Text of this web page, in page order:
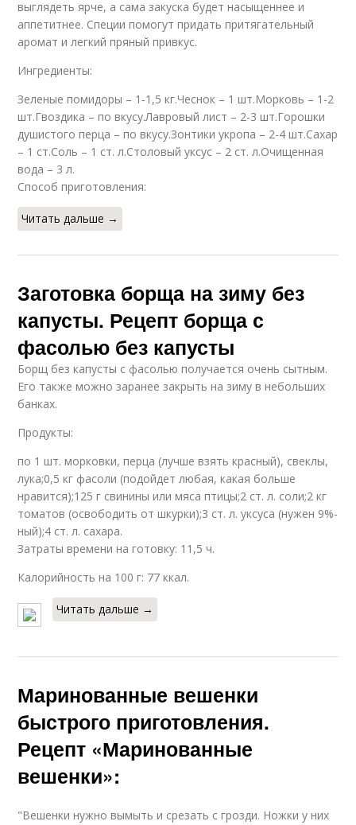
выглядеть ярче, а сама закуска будет насыщеннее и
аппетитнее. Специи помогут придать притягательный
аромат и легкий пряный привкус.
Ингредиенты:
Зеленые помидоры – 1-1,5 кг.Чеснок – 1 шт.Морковь – 1-2
шт.Гвоздика – по вкусу.Лавровый лист – 2-3 шт.Горошки
душистого перца – по вкусу.Зонтики укропа – 2-4 шт.Сахар
– 1 ст.Соль – 1 ст. л.Столовый уксус – 2 ст. л.Очищенная
вода – 3 л.
Способ приготовления:
Читать дальше →
Заготовка борща на зиму без
капусты. Рецепт борща с
фасолью без капусты
Борщ без капусты с фасолью получается очень сытным.
Его также можно заранее закрыть на зиму в небольших
банках.
Продукты:
по 1 шт. морковки, перца (лучше взять красный), свеклы,
лука;0,5 кг фасоли (подойдет любая, какая больше
нравится);125 г свинины или мяса птицы;2 ст. л. соли;2 кг
томатов (освободить от шкурки);3 ст. л. уксуса (нужен 9%-
ный);4 ст. л. сахара.
Затраты времени на готовку: 11,5 ч.
Калорийность на 100 г: 77 ккал.
Читать дальше →
Маринованные вешенки
быстрого приготовления.
Рецепт «Маринованные
вешенки»:
"Вешенки нужно вымыть и срезать с грозди. Ножки у них